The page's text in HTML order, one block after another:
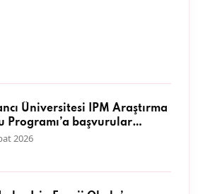
Üniversitesi İPM Araştırma
Programı’a başvurular
2026